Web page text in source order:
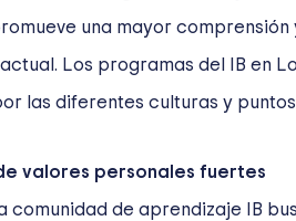
una mayor
Los programas del IB en
las diferentes culturas y
valores personales fuertes
comunidad de aprendizaje IB